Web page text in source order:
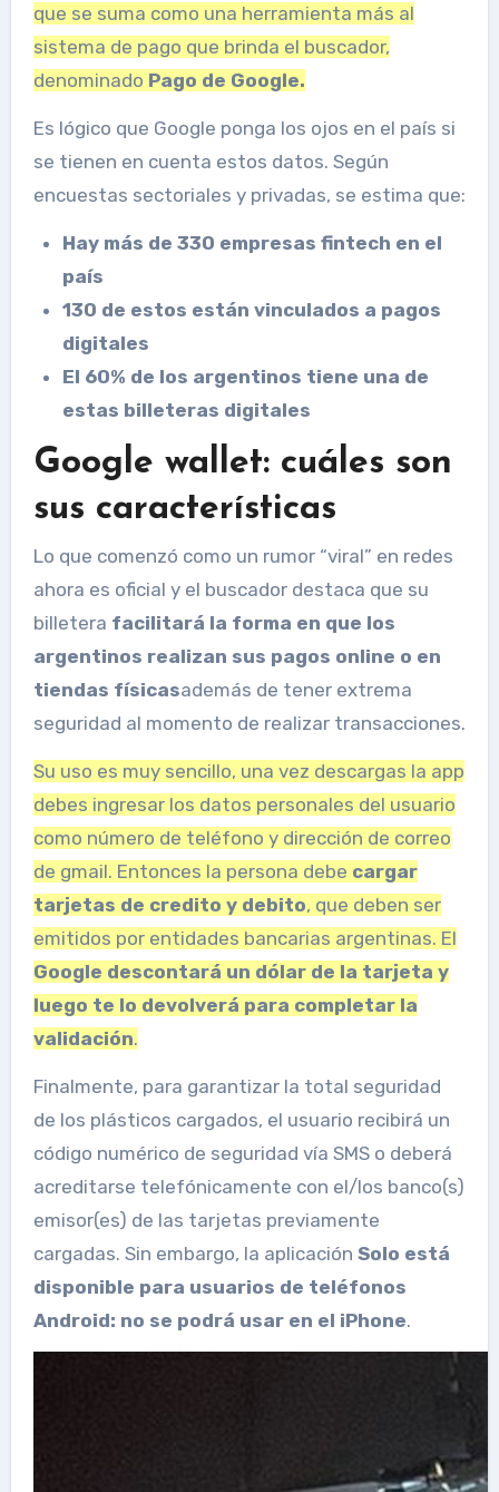
que se suma como una herramienta más al
sistema de pago que brinda el buscador,
denominado Pago de Google.
Es lógico que Google ponga los ojos en el país si
se tienen en cuenta estos datos. Según
encuestas sectoriales y privadas, se estima que:
Hay más de 330 empresas fintech en el
país
130 de estos están vinculados a pagos
digitales
El 60% de los argentinos tiene una de
estas billeteras digitales
Google wallet: cuáles son
sus características
Lo que comenzó como un rumor “viral” en redes
ahora es oficial y el buscador destaca que su
billetera facilitará la forma en que los
argentinos realizan sus pagos online o en
tiendas físicasademás de tener extrema
seguridad al momento de realizar transacciones.
Su uso es muy sencillo, una vez descargas la app
debes ingresar los datos personales del usuario
como número de teléfono y dirección de correo
de gmail. Entonces la persona debe cargar
tarjetas de credito y debito, que deben ser
emitidos por entidades bancarias argentinas. El
Google descontará un dólar de la tarjeta y
luego te lo devolverá para completar la
validación.
Finalmente, para garantizar la total seguridad
de los plásticos cargados, el usuario recibirá un
código numérico de seguridad vía SMS o deberá
acreditarse telefónicamente con el/los banco(s)
emisor(es) de las tarjetas previamente
cargadas. Sin embargo, la aplicación Solo está
disponible para usuarios de teléfonos
Android: no se podrá usar en el iPhone.